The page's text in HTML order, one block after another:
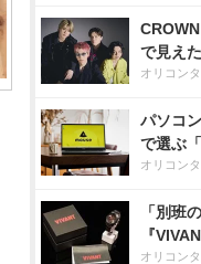
で見え
オリコン
パソコ
で選ぶ
オリコン
「別班
『
オリコン